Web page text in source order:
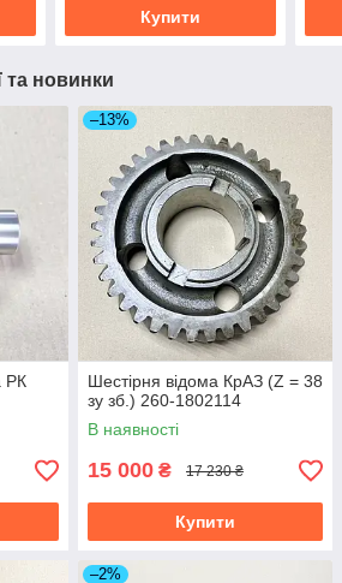
Купити
та новинки
РК
–13%
Шестірня відома КрАЗ (Z = 38
зу зб.) 260-1802114
В наявності
15 000 ₴ 17 230 ₴
Купити
–2%